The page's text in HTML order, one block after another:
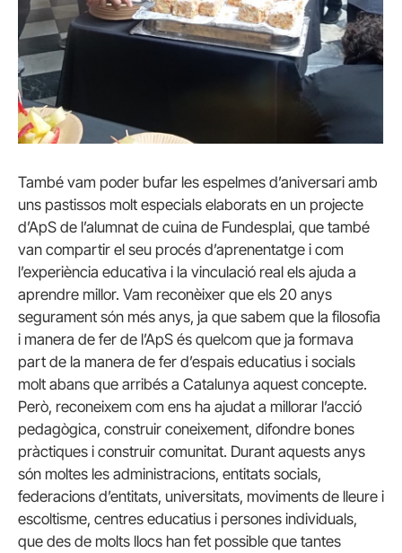
També vam poder bufar les espelmes d’aniversari amb
uns pastissos molt especials elaborats en un projecte
d’ApS de l’alumnat de cuina de Fundesplai, que també
van compartir el seu procés d’aprenentatge i com
l’experiència educativa i la vinculació real els ajuda a
aprendre millor. Vam reconèixer que els 20 anys
segurament són més anys, ja que sabem que la filosofia
i manera de fer de l’ApS és quelcom que ja formava
part de la manera de fer d’espais educatius i socials
molt abans que arribés a Catalunya aquest concepte.
Però, reconeixem com ens ha ajudat a millorar l’acció
pedagògica, construir coneixement, difondre bones
pràctiques i construir comunitat. Durant aquests anys
són moltes les administracions, entitats socials,
federacions d’entitats, universitats, moviments de lleure i
escoltisme, centres educatius i persones individuals,
que des de molts llocs han fet possible que tantes